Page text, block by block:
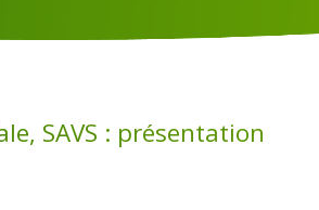
SAVS : présentation